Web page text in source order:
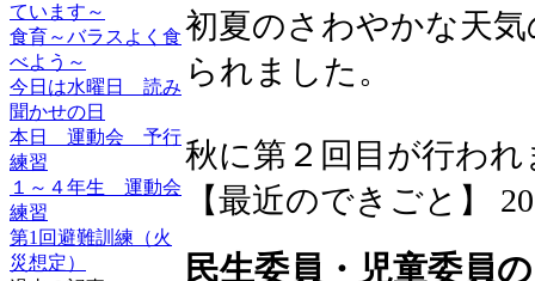
ています～
食育～バラスよく食
べよう～
今日は水曜日 読み
聞かせの日
本日 運動会 予行
練習
１～４年生 運動会
練習
第1回避難訓練（火
災想定）
初夏のさわやかな天
られました。
秋に第２回目が行われ
【最近のできごと】
民生委員・児童委員